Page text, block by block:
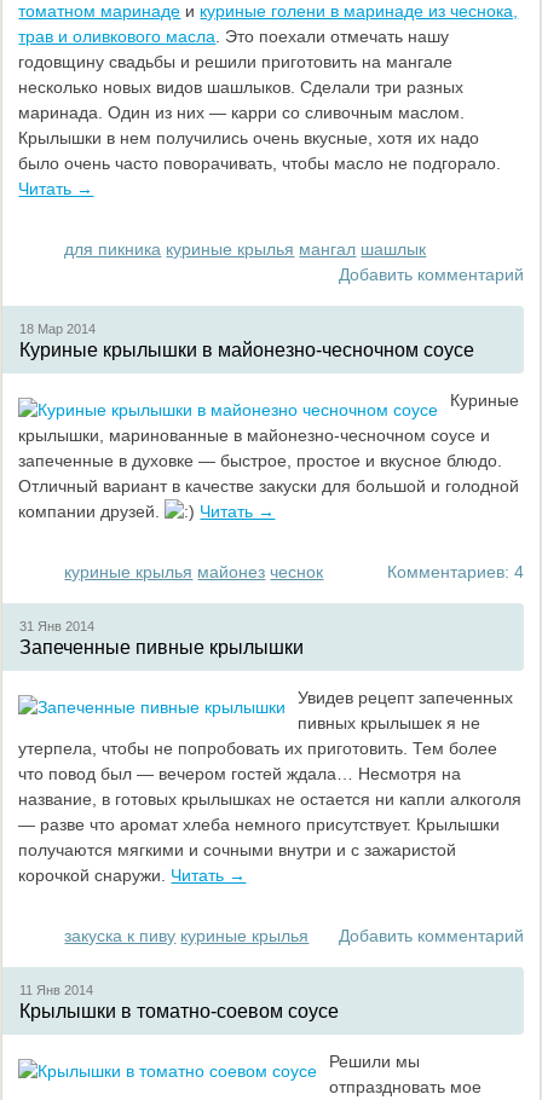
томатном маринаде и куриные голени в маринаде из чеснока,
трав и оливкового масла . Это поехали отмечать нашу
годовщину свадьбы и решили приготовить на мангале
несколько новых видов шашлыков. Сделали три разных
маринада. Один из них — карри со сливочным маслом.
Крылышки в нем получились очень вкусные, хотя их надо
было очень часто поворачивать, чтобы масло не подгорало.
Читать →
для пикника куриные крылья мангал шашлык
Добавить комментарий
18 Мар2014
Куриные крылышки в майонезно-чесночном соусе
Куриные
крылышки, маринованные в майонезно-чесночном соусе и
запеченные в духовке — быстрое, простое и вкусное блюдо.
Отличный вариант в качестве закуски для большой и голодной
компании друзей.
Читать →
куриные крылья майонез чеснок Комментариев: 4
31 Янв2014
Запеченные пивные крылышки
Увидев рецепт запеченных
пивных крылышек я не
утерпела, чтобы не попробовать их приготовить. Тем более
что повод был — вечером гостей ждала… Несмотря на
название, в готовых крылышках не остается ни капли алкоголя
— разве что аромат хлеба немного присутствует. Крылышки
получаются мягкими и сочными внутри и с зажаристой
корочкой снаружи.
Читать →
закуска к пиву куриные крылья Добавить комментарий
11 Янв2014
Крылышки в томатно-соевом соусе
Решили мы
отпраздновать мое